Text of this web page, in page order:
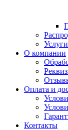
Услуги
О компании
Оплата и
Контакты